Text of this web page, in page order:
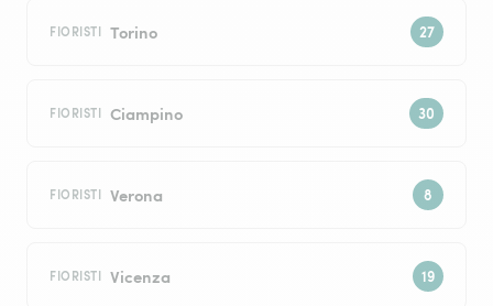
FIORISTI Torino
FIORISTI Ciampino
FIORISTI Verona
FIORISTI Vicenza